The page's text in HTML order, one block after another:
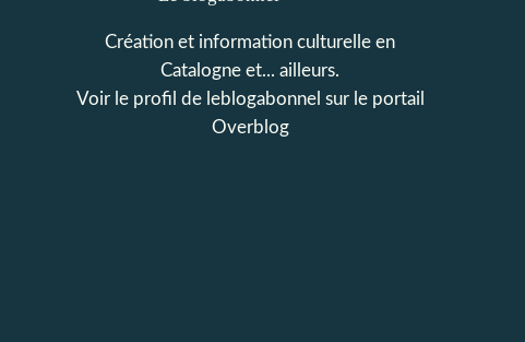
Création et information culturelle en
Catalogne et... ailleurs.
Voir le profil de leblogabonnel sur le portail
Overblog